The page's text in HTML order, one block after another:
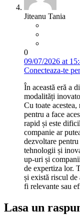
Jiteanu Tania
0
09/07/2026 at
Conecteaza-te
În această eră a
modalități
Cu toate
pentru a face
rapid și este
companie ar
dezvoltare
tehnologii și
up-uri și
de expertiza lor.
și există riscul de
fi relevante sau
Lasa un